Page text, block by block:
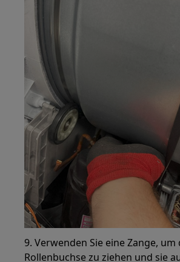
9. Verwenden Sie eine Zange, um
Rollenbuchse zu ziehen und sie